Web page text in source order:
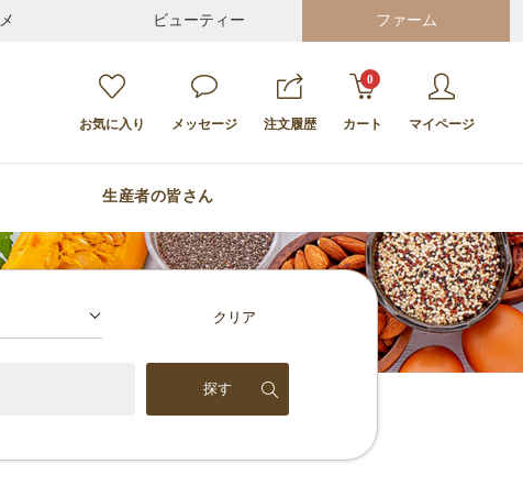
ビューティー ファーム
お気に入り メッセージ 注文履歴
0
カート マイページ
生産者の皆さん
クリア